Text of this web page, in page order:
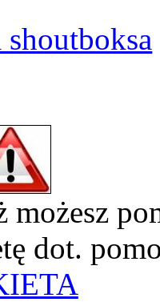
możesz
dot.